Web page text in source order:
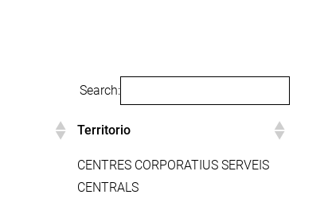
Search:
Territorio
Territorio
CENTRES CORPORATIUS SERVEIS
CENTRALS